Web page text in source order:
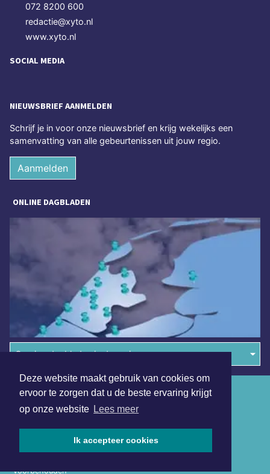
Deze website maakt gebruik van cookies om
ervoor te zorgen dat u de beste ervaring krijgt
op onze website Lees meer
Ik accepteer cookies
072 8200 600
redactie@xyto.nl
www.xyto.nl
SOCIAL MEDIA
NIEUWSBRIEF AANMELDEN
Schrijf je in voor onze nieuwsbrief en krijg wekelijks een
samenvatting van alle gebeurtenissen uit jouw regio.
Aanmelden
ONLINE DAGBLADEN
Overige dagbladen in de regio
voorbehouden
Algemene voorwaarden
Disclaimer